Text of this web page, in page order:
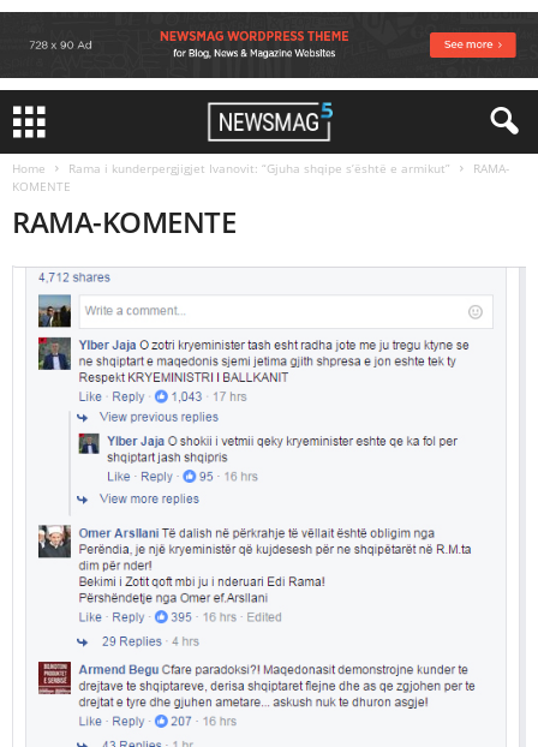
Home Rama i kunderpergjigjet Ivanovit: “Gjuha shqipe s’është e armikut”
RAMA-
KOMENTE
RAMA-KOMENTE